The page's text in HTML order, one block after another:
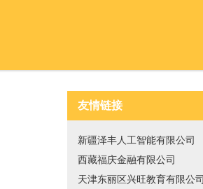
友情链接
新疆泽丰人工智能有限公司
西藏福庆金融有限公司
天津东丽区兴旺教育有限公司